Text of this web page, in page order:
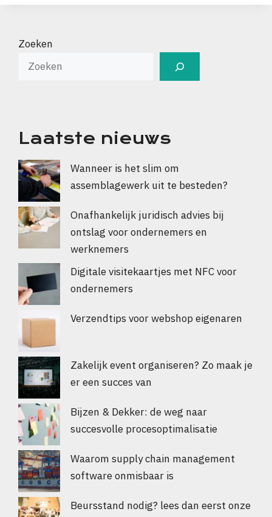
Zoeken
Laatste nieuws
Wanneer is het slim om
assemblagewerk uit te besteden?
Onafhankelijk juridisch advies bij
ontslag voor ondernemers en
werknemers
Digitale visitekaartjes met NFC voor
ondernemers
Verzendtips voor webshop eigenaren
Zakelijk event organiseren? Zo maak je
er een succes van
Bijzen & Dekker: de weg naar
succesvolle procesoptimalisatie
Waarom supply chain management
software onmisbaar is
Beursstand nodig? lees dan eerst onze